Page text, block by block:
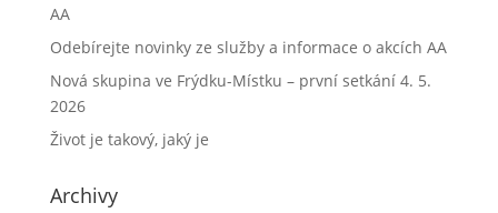
AA
Odebírejte novinky ze služby a informace o akcích AA
Nová skupina ve Frýdku-Místku – první setkání 4. 5.
2026
Život je takový, jaký je
Archivy